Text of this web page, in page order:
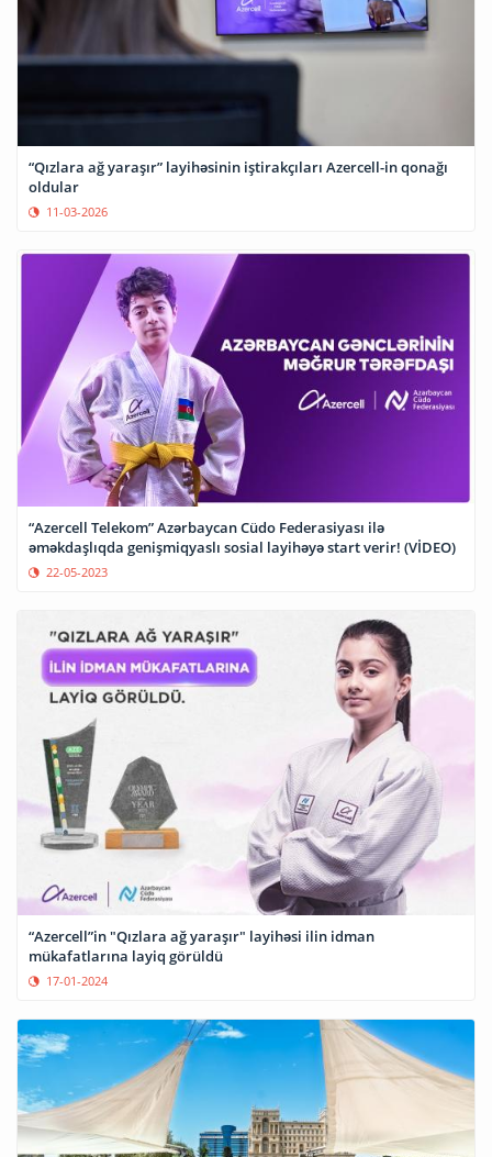
“Qızlara ağ yaraşır” layihəsinin iştirakçıları Azercell-in qonağı
oldular
11-03-2026
“Azercell Telekom” Azərbaycan Cüdo Federasiyası ilə
əməkdaşlıqda genişmiqyaslı sosial layihəyə start verir! (VİDEO)
22-05-2023
“Azercell”in "Qızlara ağ yaraşır" layihəsi ilin idman
mükafatlarına layiq görüldü
17-01-2024